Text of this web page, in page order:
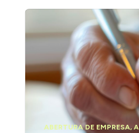
ABERTURA DE EMPRESA,